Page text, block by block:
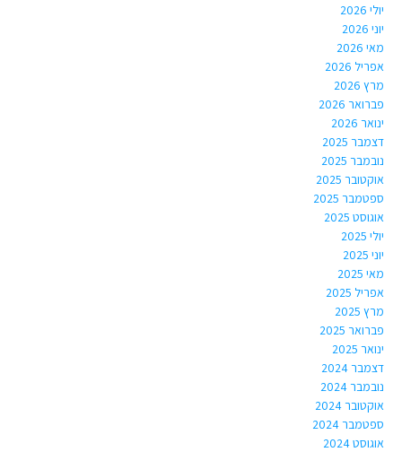
יולי 2026
יוני 2026
מאי 2026
אפריל 2026
מרץ 2026
פברואר 2026
ינואר 2026
דצמבר 2025
נובמבר 2025
אוקטובר 2025
ספטמבר 2025
אוגוסט 2025
יולי 2025
יוני 2025
מאי 2025
אפריל 2025
מרץ 2025
פברואר 2025
ינואר 2025
דצמבר 2024
נובמבר 2024
אוקטובר 2024
ספטמבר 2024
אוגוסט 2024